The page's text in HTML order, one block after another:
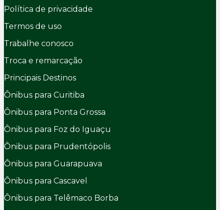
Política de privacidade
Termos de uso
Trabalhe conosco
Troca e remarcação
Principais Destinos
Ônibus para Curitiba
Ônibus para Ponta Grossa
Ônibus para Foz do Iguaçu
Ônibus para Prudentópolis
Ônibus para Guarapuava
Ônibus para Cascavel
Ônibus para Telêmaco Borba